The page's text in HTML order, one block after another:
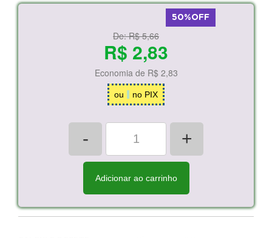
50%OFF
De:R$ 5,66
R$ 2,83
Economia de R$ 2,83
ou no PIX
- +
Adicionar ao carrinho